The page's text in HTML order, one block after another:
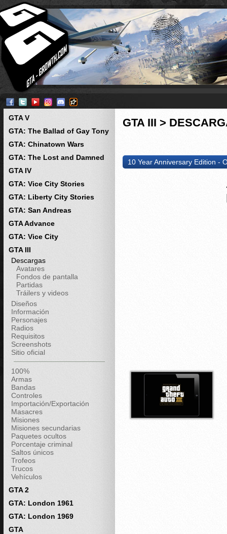
GTA V
GTA: The Ballad of Gay Tony
GTA: Chinatown Wars
GTA: The Lost and Damned
GTA IV
GTA: Vice City Stories
GTA: Liberty City Stories
GTA: San Andreas
GTA Advance
GTA: Vice City
GTA III
Descargas
Avatares
Fondos de pantalla
Partidas
Tráilers y videos
Diseños
Información
Personajes
Radios
Requisitos
Screenshots
Sitio oficial
100%
Armas
Bandas
Controles
Importación/Exportación
Masacres
Misiones
Misiones secundarias
Paquetes ocultos
Porcentaje criminal
Saltos únicos
Trofeos
Trucos
Vehículos
GTA 2
GTA: London 1961
GTA: London 1969
GTA
GTA III >
10 Year Anniversary Edition -